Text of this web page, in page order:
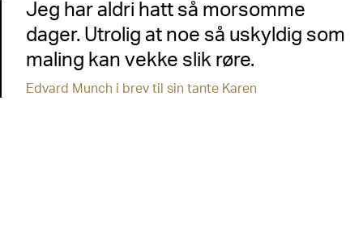
Jeg har aldri hatt så morsomme
dager. Utrolig at noe så uskyldig som
maling kan vekke slik røre.
Edvard Munch i brev til sin tante Karen